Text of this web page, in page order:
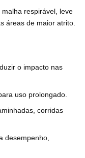
respirável, leve
áreas de maior atrito.
o impacto nas
uso prolongado.
corridas
desempenho,